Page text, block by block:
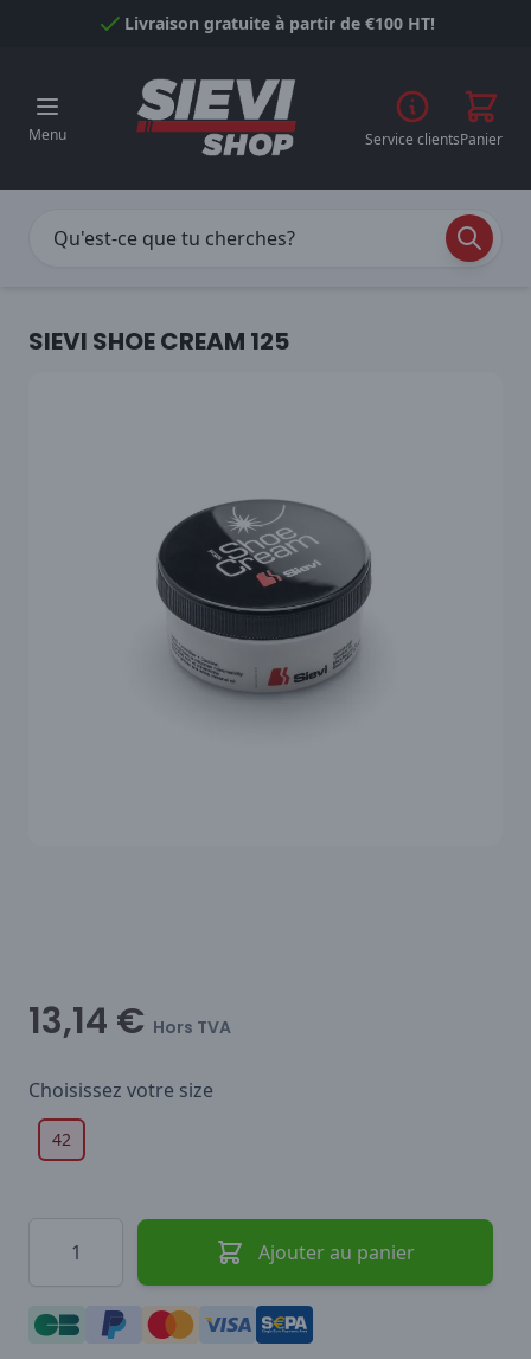
Passer au contenuLivraison gratuite à partir de €100 HT!
Menu Service clientsPanier
SIEVI SHOE CREAM 125
13,14 € Hors TVA
Choisissez votre size
42
Ajouter au panier